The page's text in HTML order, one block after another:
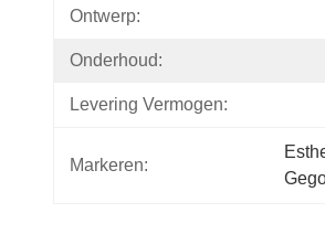
Ontwerp:
Onderhoud:
Levering Vermogen:
Markeren: